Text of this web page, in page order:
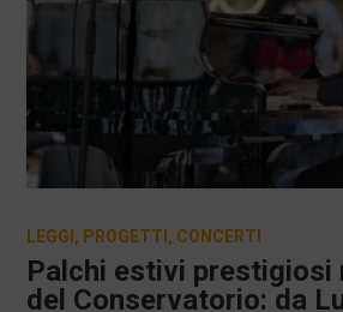
Palchi estivi prestigiosi
del Conservatorio: da
LEGGI , PROGETTI , CONCERTI